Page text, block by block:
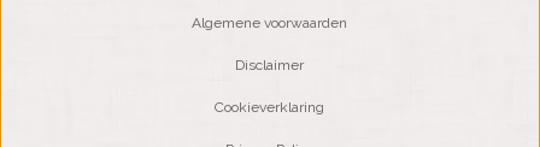
Algemene voorwaarden
Disclaimer
Cookieverklaring